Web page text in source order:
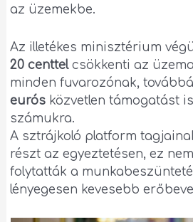
az üzemekbe.
Az illetékes minisztérium
20 centtelcsökkenti az
minden fuvarozónak,
eurós közvetlen támogatást
számukra.
A sztrájkoló platform
részt az egyeztetésen, ez
folytatták a
lényegesen kevesebb